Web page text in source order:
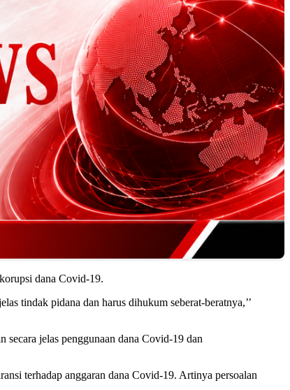
dana Covid-19.
tindak pidana dan harus dihukum seberat-beratnya,’’
jelas penggunaan dana Covid-19 dan
terhadap anggaran dana Covid-19. Artinya persoalan